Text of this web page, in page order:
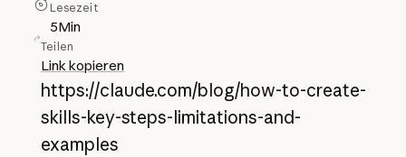
Lesezeit
5Min
Teilen
Link kopieren
https://claude.com/blog/how-to-create-
skills-key-steps-limitations-and-
examples